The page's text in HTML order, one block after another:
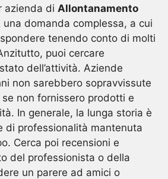
azienda di Allontanamento
una domanda complessa, a cui
tenendo conto di molti
puoi cercare
dell’attività. Aziende
non sarebbero sopravvissute
non fornissero prodotti e
In generale, la lunga storia è
di professionalità mantenuta
Cerca poi recensioni e
del professionista o della
un parere ad amici o